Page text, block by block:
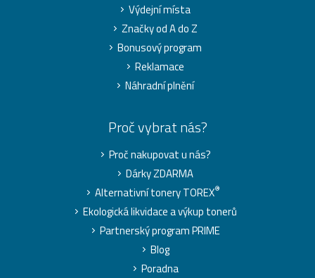
Výdejní místa
Značky od A do Z
Bonusový program
Reklamace
Náhradní plnění
Proč vybrat nás?
Proč nakupovat u nás?
Dárky ZDARMA
Alternativní tonery TOREX®
Ekologická likvidace a výkup tonerů
Partnerský program PRIME
Blog
Poradna